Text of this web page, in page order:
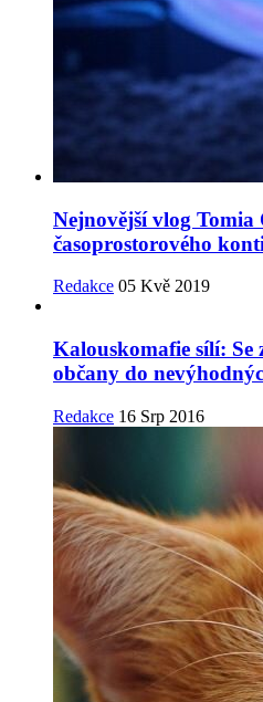
Nejnovější vlog
časoprostorového
Redakce 05 Kvě 2019
Kalouskomafie sílí:
občany do
Redakce 16 Srp 2016